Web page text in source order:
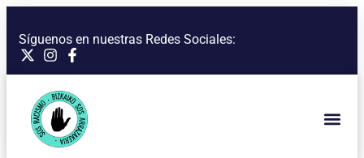
Síguenos en nuestras Redes Sociales: